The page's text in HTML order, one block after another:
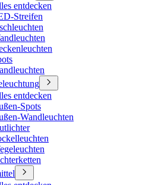
entdecken
Streifen
entdecken
Spots
Wandleuchten